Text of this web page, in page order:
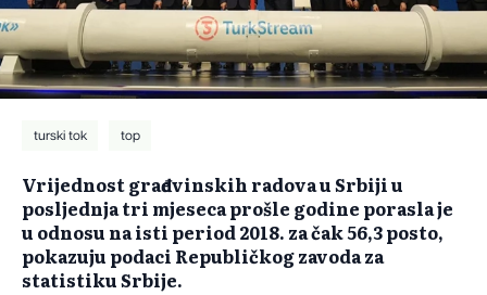
turski tok top
Vrijednost građevinskih radova u Srbiji u
posljednja tri mjeseca prošle godine porasla je
u odnosu na isti period 2018. za čak 56,3 posto,
pokazuju podaci Republičkog zavoda za
statistiku Srbije.